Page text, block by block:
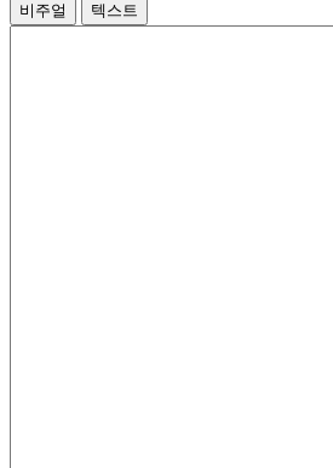
비주얼 텍스트